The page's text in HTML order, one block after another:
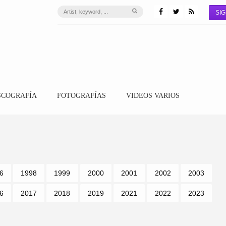
FOTOGRAFÍAS VIDEOS VARIOS
1998 1999 2000 2001 2002 2003
2017 2018 2019 2021 2022 2023